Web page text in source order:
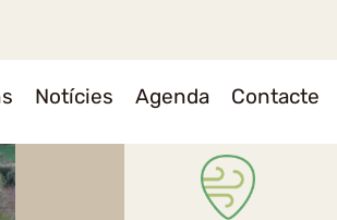
Notícies Agenda Contacte